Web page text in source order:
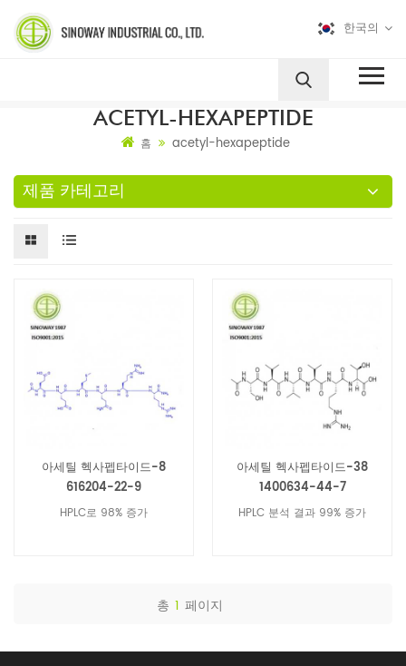
한국의
ACETYL-HEXAPEPTIDE
홈 acetyl-hexapeptide
제품 카테고리
아세틸 헥사펩타이드-8
616204-22-9
HPLC로 98% 증가
아세틸 헥사펩타이드-38
1400634-44-7
HPLC 분석 결과 99% 증가
총 1 페이지